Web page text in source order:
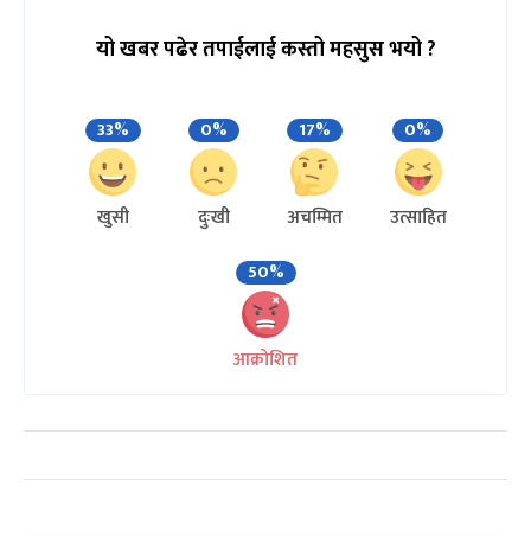
यो खबर पढेर तपाईलाई कस्तो महसुस भयो ?
33%
खुसी
0%
दुःखी
17%
अचम्मित
0%
उत्साहित
50%
आक्रोशित